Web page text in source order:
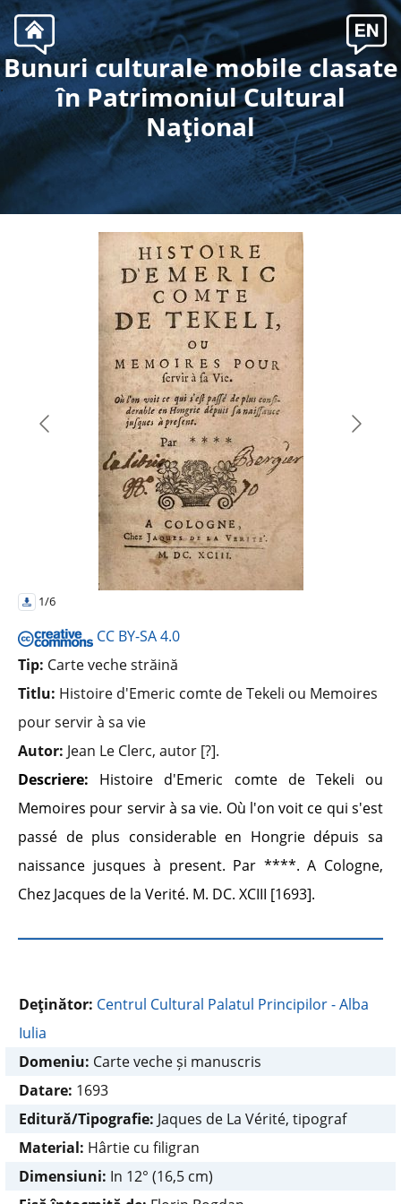
.
Bunuri culturale mobile clasate
în Patrimoniul Cultural
Naţional
1/6
CC BY-SA 4.0
Tip: Carte veche străină
Titlu: Histoire d'Emeric comte de Tekeli ou Memoires
pour servir à sa vie
Autor: Jean Le Clerc, autor [?].
Descriere: Histoire d'Emeric comte de Tekeli ou
Memoires pour servir à sa vie. Où l'on voit ce qui s'est
passé de plus considerable en Hongrie dépuis sa
naissance jusques à present. Par ****. A Cologne,
Chez Jacques de la Verité. M. DC. XCIII [1693].
Deţinător: Centrul Cultural Palatul Principilor - Alba
Iulia
Domeniu: Carte veche și manuscris
Datare: 1693
Editură/Tipografie: Jaques de La Vérité, tipograf
Material: Hârtie cu filigran
Dimensiuni: In 12° (16,5 cm)